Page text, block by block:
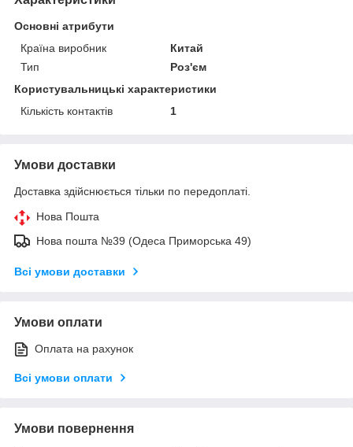
Основні атрибути
Країна виробник
Китай
Тип
Роз'єм
Користувальницькі характеристики
Кількість контактів
1
Умови доставки
Доставка здійснюється тільки по передоплаті.
Нова Пошта
Нова пошта №39 (Одеса Приморська 49)
Всі умови доставки
Умови оплати
Оплата на рахунок
Всі умови оплати
Умови повернення